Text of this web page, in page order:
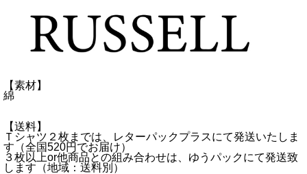
【素材】
綿
【送料】
Ｔシャツ２枚までは、レターパックプラスにて発送いたしま
す（全国520円でお届け）
３枚以上or他商品との組み合わせは、ゆうパックにて発送致
します（地域：送料別）